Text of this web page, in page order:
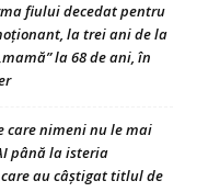
fiului decedat pentru
la trei ani de la
la 68 de ani, în
care nimeni nu le mai
până la isteria
au câștigat titlul de